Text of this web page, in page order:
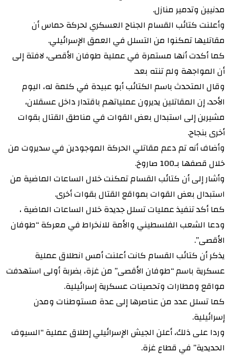
مدنيين وتدمير منازل.
وأعلنت كتائب القسام الجناح العسكري لحركة حماس أن
مقاتليها تمكنوا من التسلل في العمق الإسرائيلي.
كما أكدت أنها مستمرة في عملية طوفان الأقصى، لافتة إلى
أن المواجهة ولم تنته بعد.
وقال المتحدث باسم الكتائب أبو عبيدة في كلمة له، اليوم
الأحد، إن المقاتلين يديرون عملياتهم باقتدار داخل عسقلان،
مشيرين إلى استبدال بعض القوات في مناطق القتال بقوات
أخرى بنجاح.
وأضاف أنه تم دعم مقاتلي الحركة الموجودين في سديروت من
خلال قصفها بـ100 صاروخ.
وأشار إلى أن كتائب القسام تمكنت خلال الساعات الماضية من
استبدال بعض القوات بمواقع القتال بقوات أخرى.
كما أكد تنفيذ عمليات تسلل جديدة خلال الساعات الماضية ،
ودعا الشعب الفلسطيني والأمة للانخراط في معركة “طوفان
الأقصى”.
يذكر أن كتائب القسام كانت أعلنت أمس انطلاق عملية
عسكرية باسم “طوفان الأقصى” من غزة، بضربة أولى استهدفت
مواقع ومطارات وتحصينات عسكرية إسرائيلية.
كما تسلل عدد من عناصرها إلى عدة مستوطنات ومدن
إسرائيلية.
وردا على ذلك، أعلن الجيش الإسرائيلي إطلاق عملية “السيوف
الحديدية” في قطاع غزة.